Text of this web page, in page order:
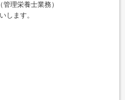
理栄養士業務）
します。